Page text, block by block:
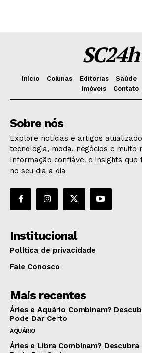
SC24h
Início Colunas Editorias Saúde
Imóveis
Contato
Sobre nós
Explore notícias e artigos
tecnologia, moda, negócios e muito
Informação confiável e insights que
no seu dia a dia
Institucional
Política de privacidade
Fale Conosco
Mais recentes
Áries e Aquário Combinam?
Pode Dar Certo
AQUÁRIO
Áries e Libra Combinam? Descubra